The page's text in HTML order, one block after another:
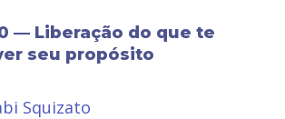
— Liberação do que te
seu propósito
Squizato